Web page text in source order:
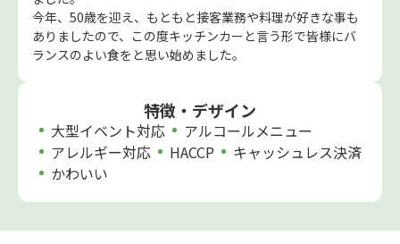
今年、50歳を迎え、もともと接客業務や料理が好きな事も
ありましたので、この度キッチンカーと言う形で皆様にバ
ランスのよい食をと思い始めました。
特徴・デザイン
大型イベント対応
アルコールメニュー
アレルギー対応
HACCP
キャッシュレス決済
かわいい